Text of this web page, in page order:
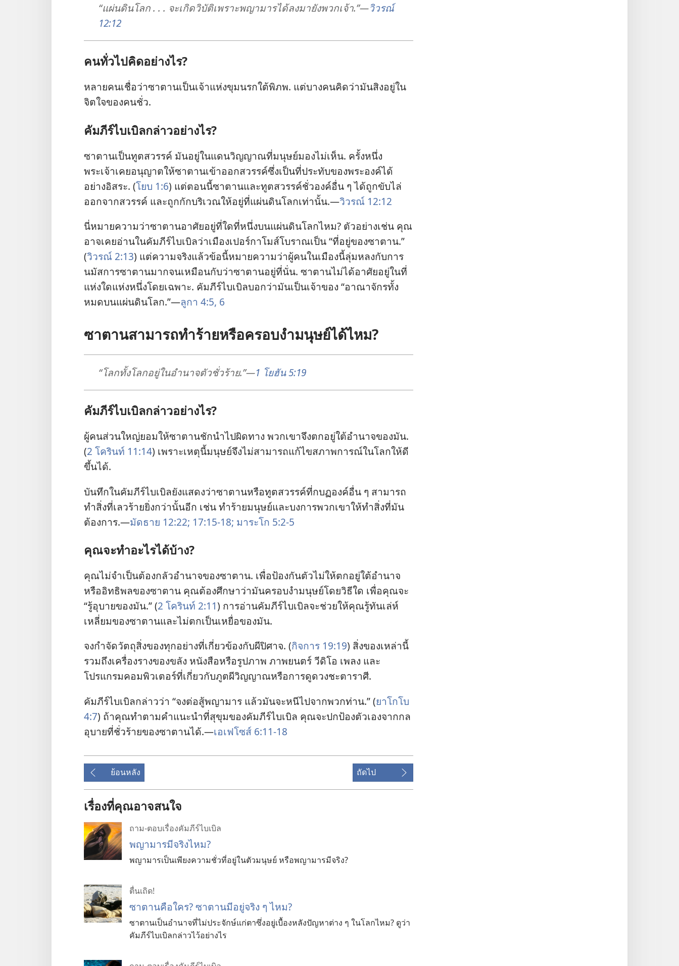
“แผ่นดิน​โลก . . . จะ​เกิด​วิบัติ​เพราะ​พญา​มาร​ได้​ลง​มา​ยัง​พวก​เจ้า.”—วิวรณ์
12:12
คน​ทั่ว​ไป​คิด​อย่าง​ไร?
หลาย​คน​เชื่อ​ว่า​ซาตาน​เป็น​เจ้า​แห่ง​ขุม​นรก​ใต้​พิภพ. แต่​บาง​คน​คิด​ว่า​มัน​สิง​อยู่​ใน​
จิตใจ​ของ​คน​ชั่ว.
คัมภีร์​ไบเบิล​กล่าว​อย่าง​ไร?
ซาตาน​เป็น​ทูตสวรรค์ มัน​อยู่​ใน​แดน​วิญญาณ​ที่​มนุษย์​มอง​ไม่​เห็น. ครั้ง​หนึ่ง​
พระเจ้า​เคย​อนุญาต​ให้​ซาตาน​เข้า​ออก​สวรรค์​ซึ่ง​เป็น​ที่​ประทับ​ของ​พระองค์​ได้​
อย่าง​อิสระ. (โยบ 1:6) แต่​ตอน​นี้​ซาตาน​และ​ทูตสวรรค์​ชั่ว​องค์​อื่น ๆ ได้​ถูก​ขับ​ไล่​
ออก​จาก​สวรรค์ และ​ถูก​กัก​บริเวณ​ให้​อยู่​ที่​แผ่นดิน​โลก​เท่า​นั้น.—วิวรณ์ 12:12
นี่​หมาย​ความ​ว่า​ซาตาน​อาศัย​อยู่​ที่​ใด​ที่​หนึ่ง​บน​แผ่นดิน​โลก​ไหม? ตัว​อย่าง​เช่น คุณ​
อาจ​เคย​อ่าน​ใน​คัมภีร์​ไบเบิล​ว่า​เมือง​เปอร์กาโมส์​โบราณ​เป็น “ที่​อยู่​ของ​ซาตาน.”
(วิวรณ์ 2:13) แต่​ความ​จริง​แล้ว​ข้อ​นี้​หมาย​ความ​ว่า​ผู้​คน​ใน​เมือง​นี้​ลุ่มหลง​กับ​การ​
นมัสการ​ซาตาน​มาก​จน​เหมือน​กับ​ว่า​ซาตาน​อยู่​ที่​นั่น. ซาตาน​ไม่​ได้​อาศัย​อยู่​ใน​ที่​
แห่ง​ใด​แห่ง​หนึ่ง​โดย​เฉพาะ. คัมภีร์​ไบเบิล​บอก​ว่า​มัน​เป็น​เจ้าของ “อาณาจักร​ทั้ง​
หมด​บน​แผ่นดิน​โลก.”—ลูกา 4:5, 6
ซาตาน​สามารถ​ทำ​ร้าย​หรือ​ครอบ​งำ​มนุษย์​ได้​ไหม?
“โลก​ทั้ง​โลก​อยู่​ใน​อำนาจ​ตัว​ชั่ว​ร้าย.”—1 โยฮัน 5:19
คัมภีร์​ไบเบิล​กล่าว​อย่าง​ไร?
ผู้​คน​ส่วน​ใหญ่​ยอม​ให้​ซาตาน​ชัก​นำ​ไป​ผิด​ทาง พวก​เขา​จึง​ตก​อยู่​ใต้​อำนาจ​ของ​มัน.
(2 โครินท์ 11:14) เพราะ​เหตุ​นี้​มนุษย์​จึง​ไม่​สามารถ​แก้ไข​สภาพการณ์​ใน​โลก​ให้​ดี​
ขึ้น​ได้.
บันทึก​ใน​คัมภีร์​ไบเบิล​ยัง​แสดง​ว่า​ซาตาน​หรือ​ทูตสวรรค์​ที่​กบฏ​องค์​อื่น ๆ สามารถ​
ทำ​สิ่ง​ที่​เลว​ร้าย​ยิ่ง​กว่า​นั้น​อีก เช่น ทำ​ร้าย​มนุษย์​และ​บงการ​พวก​เขา​ให้​ทำ​สิ่ง​ที่​มัน​
ต้องการ.—มัดธาย 12:22; 17:15-18; มาระโก 5:2-5
คุณ​จะ​ทำ​อะไร​ได้​บ้าง?
คุณ​ไม่​จำเป็น​ต้อง​กลัว​อำนาจ​ของ​ซาตาน. เพื่อ​ป้องกัน​ตัว​ไม่​ให้​ตก​อยู่​ใต้​อำนาจ​
หรือ​อิทธิพล​ของ​ซาตาน คุณ​ต้อง​ศึกษา​ว่า​มัน​ครอบ​งำ​มนุษย์​โดย​วิธี​ใด เพื่อ​คุณ​จะ
“รู้​อุบาย​ของ​มัน.” (2 โครินท์ 2:11) การ​อ่าน​คัมภีร์​ไบเบิล​จะ​ช่วย​ให้​คุณ​รู้​ทัน​เล่ห์​
เหลี่ยม​ของ​ซาตาน​และ​ไม่​ตก​เป็น​เหยื่อ​ของ​มัน.
จง​กำจัด​วัตถุ​สิ่ง​ของ​ทุก​อย่าง​ที่​เกี่ยว​ข้อง​กับ​ผี​ปิศาจ. (กิจการ 19:19) สิ่ง​ของ​เหล่า​นี้​
รวม​ถึง​เครื่องราง​ของ​ขลัง หนังสือ​หรือ​รูป​ภาพ ภาพยนตร์ วีดิโอ เพลง และ​
โปรแกรม​คอมพิวเตอร์​ที่​เกี่ยว​กับ​ภูตผี​วิญญาณ​หรือ​การ​ดู​ดวง​ชะตา​ราศี.
คัมภีร์​ไบเบิล​กล่าว​ว่า “จง​ต่อ​สู้​พญา​มาร แล้ว​มัน​จะ​หนี​ไป​จาก​พวก​ท่าน.” (ยาโกโบ
4:7) ถ้า​คุณ​ทำ​ตาม​คำ​แนะ​นำ​ที่​สุขุม​ของ​คัมภีร์​ไบเบิล คุณ​จะ​ปก​ป้อง​ตัว​เอง​จาก​กล​
อุบาย​ที่​ชั่ว​ร้าย​ของ​ซาตาน​ได้.—เอเฟโซส์ 6:11-18
ย้อนหลัง ถัดไป
เรื่องที่คุณอาจสนใจ
ถาม-ตอบเรื่องคัมภีร์ไบเบิล
พญามารมีจริงไหม?
พญามารเป็นเพียงความชั่วที่อยู่ในตัวมนุษย์ หรือพญามารมีจริง?
ตื่นเถิด!
ซาตานคือใคร? ซาตานมีอยู่จริง ๆ ไหม?
ซาตานเป็นอำนาจที่ไม่ประจักษ์แก่ตาซึ่งอยู่เบื้องหลังปัญหาต่าง ๆ ในโลกไหม? ดูว่า
คัมภีร์ไบเบิลกล่าวไว้อย่างไร